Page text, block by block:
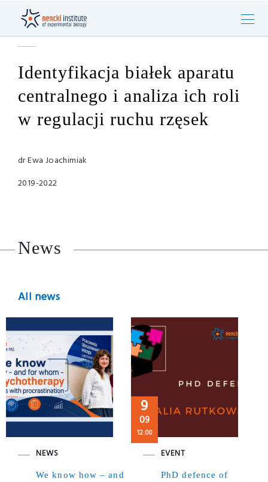
Identyfikacja białek aparatu
centralnego i analiza ich roli
w regulacji ruchu rzęsek
dr Ewa Joachimiak
2019-2022
News
All news
NEWS
We know how – and
9
09
12:00
EVENT
PhD defence of